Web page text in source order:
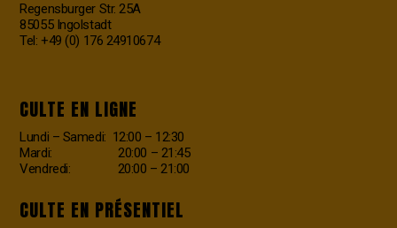
Regensburger Str. 25A
85055 Ingolstadt
Tel: +49 (0) 176 24910674
CULTE EN LIGNE
Lundi – Samedi: 12:00 – 12:30
Mardi: 20:00 – 21:45
Vendredi: 20:00 – 21:00
CULTE EN PRÉSENTIEL